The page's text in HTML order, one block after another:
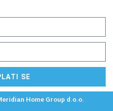
SE
Home Group d.o.o.